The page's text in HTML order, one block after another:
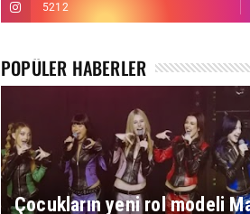
5212
POPÜLER HABERLER
Çocukların yeni rol modeli